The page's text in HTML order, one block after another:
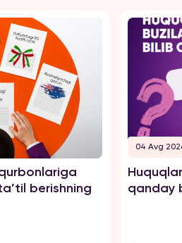
berishning
04 Avg
qanday